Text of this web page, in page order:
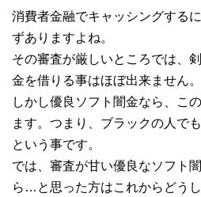
消費者金融でキャッシングする
ずありますよね。
その審査が厳しいところでは、
金を借りる事はほぼ出来ません。
しかし優良ソフト闇金なら、こ
ます。つまり、ブラックの人で
という事です。
では、審査が甘い優良なソフト
ら…と思った方はこれからどう